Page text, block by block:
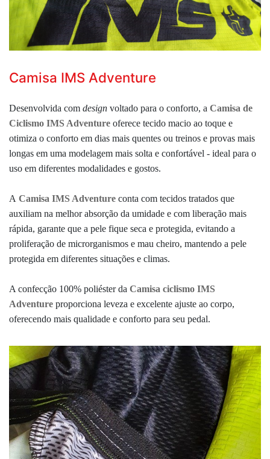
Camisa IMS Adventure
Desenvolvida com design voltado para o conforto, a Camisa de
Ciclismo IMS Adventure oferece tecido macio ao toque e
otimiza o conforto em dias mais quentes ou treinos e provas mais
longas em uma modelagem mais solta e confortável - ideal para o
uso em diferentes modalidades e gostos.
A Camisa IMS Adventure conta com tecidos tratados que
auxiliam na melhor absorção da umidade e com liberação mais
rápida, garante que a pele fique seca e protegida, evitando a
proliferação de microrganismos e mau cheiro, mantendo a pele
protegida em diferentes situações e climas.
A confecção 100% poliéster da Camisa ciclismo IMS
Adventure proporciona leveza e excelente ajuste ao corpo,
oferecendo mais qualidade e conforto para seu pedal.